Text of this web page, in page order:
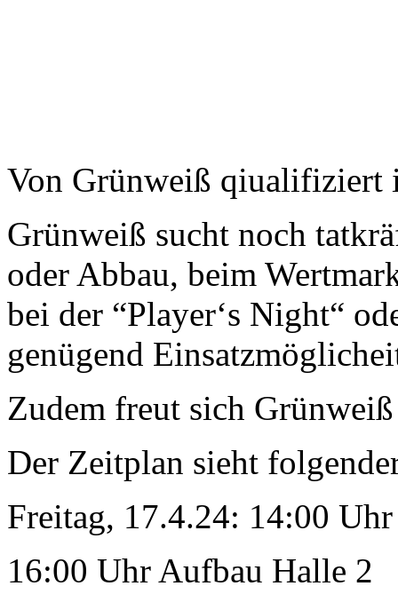
Von Grünweiß qiualifiziert
Grünweiß sucht noch
oder Abbau, beim
bei der “Player‘s Night“
genügend
Zudem freut sich
Der Zeitplan sieht
Freitag, 17.4.24: 14:00
16:00 Uhr Aufbau Halle 2